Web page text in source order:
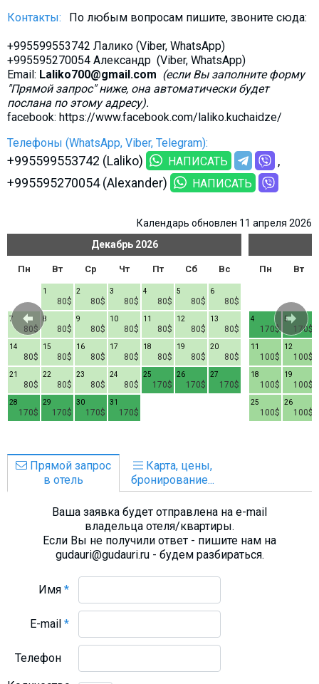
Контакты:
По любым вопросам пишите, звоните сюда:
+995599553742 Лалико (Viber, WhatsApp)
+995595270054 Александр (Viber, WhatsApp)
Email: Laliko700@gmail.com (если Вы заполните форму
"Прямой запрос" ниже, она автоматически будет
послана по этому адресу).
facebook: https://www.facebook.com/laliko.kuchaidze/
Телефоны (WhatsApp, Viber, Telegram):
+995599553742 (Laliko) НАПИСАТЬ
+995595270054 (Alexander) НАПИСАТЬ
Календарь обновлен 11 апреля 2026
Декабрь 2026
Пн Вт Ср Чт Пт Сб Вс
80$
1
80$
2
80$
3
80$
4
80$
5
80$
6
80$
7
80$
8
80$
9
80$
10
80$
11
80$
12
80$
13
80$
14
80$
15
80$
16
80$
17
80$
18
80$
19
80$
20
80$
21
80$
22
80$
23
80$
24
170$
25
170$
26
170$
27
170$
28
170$
29
170$
30
170$
31
Пн Вт
170$
4
170$
5
100$
11
100$
12
100$
18
100$
19
100$
25
100$
26
Прямой запрос
в отель
Карта, цены,
бронирование...
Ваша заявка будет отправлена на e-mail
владельца отеля/квартиры.
Если Вы не получили ответ - пишите нам на
gudauri@gudauri.ru - будем разбираться.
Имя*
E-mail*
Телефон